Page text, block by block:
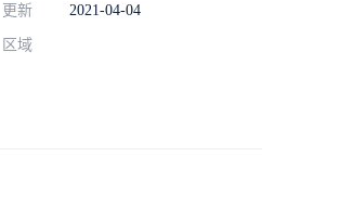
更新 2021-04-04
区域